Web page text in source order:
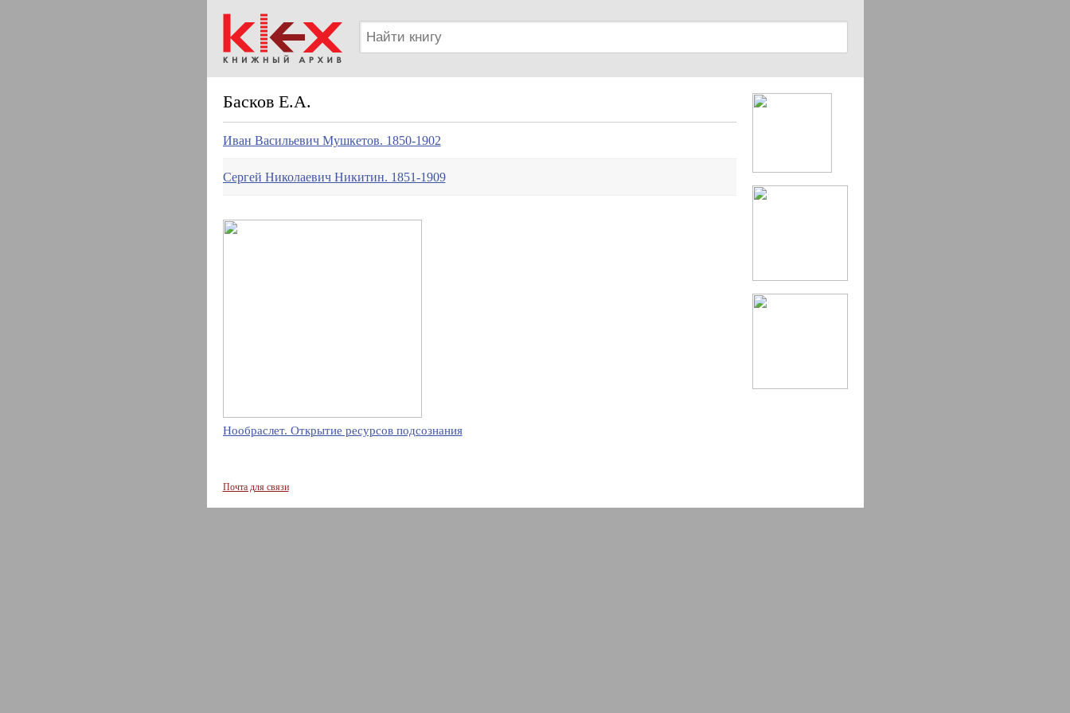
Басков Е.А.
Иван Васильевич Мушкетов. 1850-1902
Сергей Николаевич Никитин. 1851-1909
Нообраслет. Открытие ресурсов подсознания
Почта для связи